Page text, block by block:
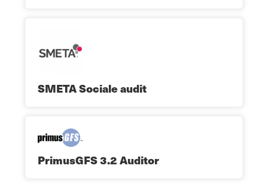
SMETA Sociale audit
PrimusGFS 3.2 Auditor